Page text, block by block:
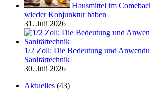
Hausmittel im
wieder Konjunktur haben
31. Juli 2026
1/2 Zoll: Die Bedeutung und
Sanitärtechnik
30. Juli 2026
Aktuelles (43)